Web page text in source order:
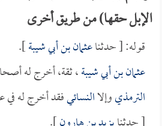
الإبل حقها) من طريق أخرى
قوله: [ حدثناعثمان بن أبي شيبة].
عثمان بن أبي شيبة، ثقة، أخرج له
الترمذيوإلاالنسائيفقد أخرج له في